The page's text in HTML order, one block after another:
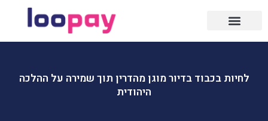
לחיות בכבוד בדיור מוגן מהדרין תוך שמירה על ההלכה
היהודית